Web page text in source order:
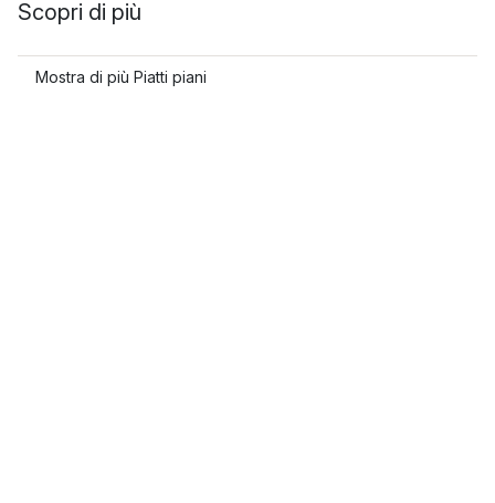
Scopri di più
Mostra di più Piatti piani